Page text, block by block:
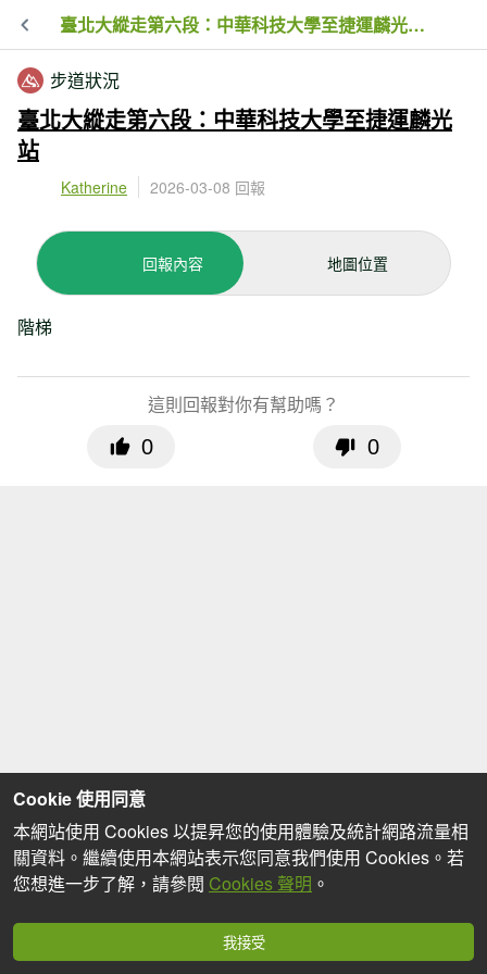
臺北大縱走第六段：中華科技大學至捷運麟光站 步道狀況回報 2026-03-08 09:37
步道狀況
臺北大縱走第六段：中華科技大學至捷運麟光
站
Katherine 2026-03-08 回報
回報內容 地圖位置
階梯
這則回報對你有幫助嗎？
0 0
Cookie 使用同意
本網站使用 Cookies 以提昇您的使用體驗及統計網路流量相
關資料。繼續使用本網站表示您同意我們使用 Cookies。若
您想進一步了解，請參閱 Cookies 聲明 。
我接受